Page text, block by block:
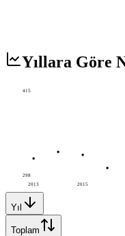
Yıllara Göre
2013 2015
415
298
Yıl
Toplam